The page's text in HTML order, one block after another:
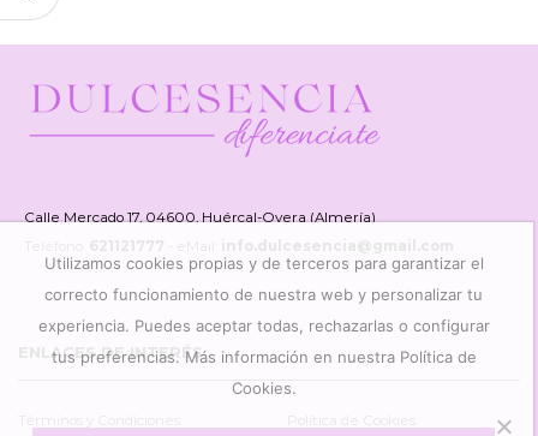
Calle Mercado 17, 04600, Huércal-Overa (Almería)
Teléfono: 621121777 info.dulcesencia@gmail.com
ENLACES DE INTERÉS
Términos y Condiciones Política de Cookies
Utilizamos cookies propias y de terceros para garantizar el
correcto funcionamiento de nuestra web y personalizar tu
experiencia. Puedes aceptar todas, rechazarlas o configurar
tus preferencias. Más información en nuestra Política de
Cookies.